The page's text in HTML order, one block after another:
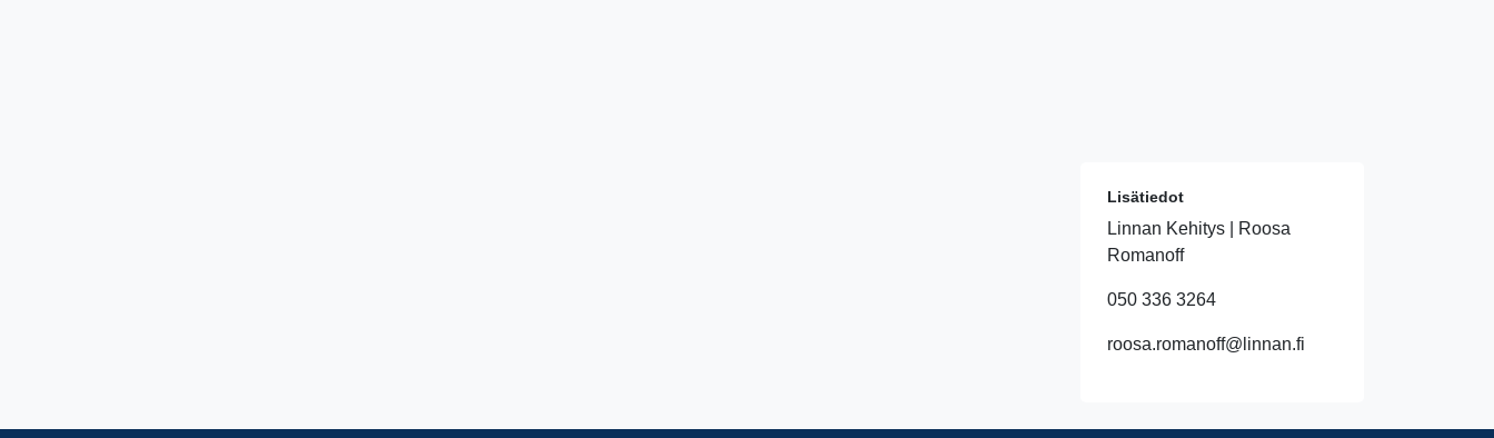
Lisätiedot
Linnan Kehitys | Roosa
Romanoff
050 336 3264
roosa.romanoff@linnan.fi